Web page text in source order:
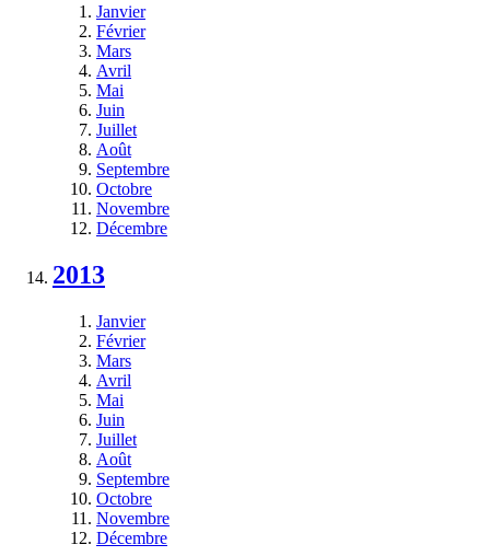
Janvier
Février
Mars
Avril
Mai
Juin
Juillet
Août
Septembre
Octobre
Novembre
Décembre
2013
Janvier
Février
Mars
Avril
Mai
Juin
Juillet
Août
Septembre
Octobre
Novembre
Décembre